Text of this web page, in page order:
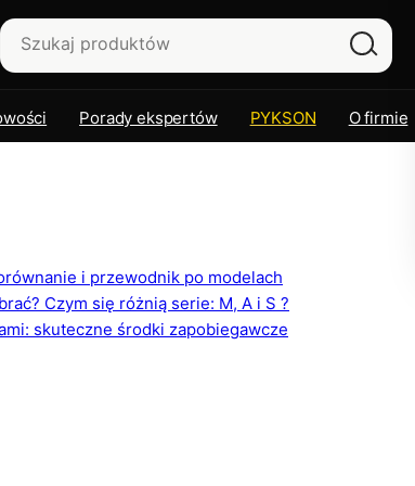
i przewodnik po modelach
Czym się różnią serie: M, A i S ?
skuteczne środki zapobiegawcze
Porady ekspertów PYKSON O firmie